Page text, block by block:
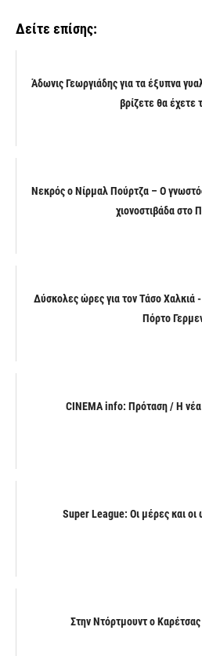
Δείτε επίσης:
Άδωνις Γεωργιάδης για τα έξυπνα
βρίζετε θα έχετε
Νεκρός ο Νίρμαλ Πούρτζα – Ο
χιονοστιβάδα στο
Δύσκολες ώρες για τον Τάσο Χαλκιά
Πόρτο
CINEMA info: Πρόταση / Η νέα
Super League: Οι μέρες και οι
Στην Ντόρτμουντ ο